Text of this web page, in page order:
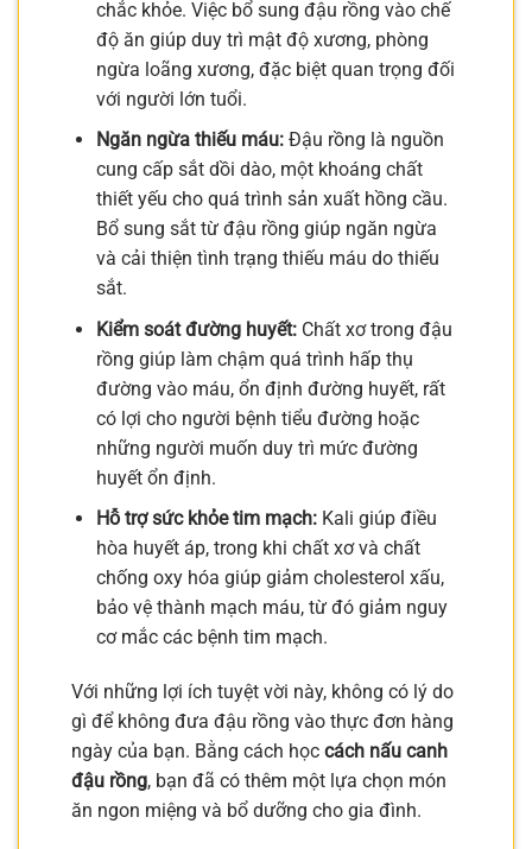
chắc khỏe. Việc bổ sung đậu rồng vào chế
độ ăn giúp duy trì mật độ xương, phòng
ngừa loãng xương, đặc biệt quan trọng đối
với người lớn tuổi.
Ngăn ngừa thiếu máu:Đậu rồng là nguồn
cung cấp sắt dồi dào, một khoáng chất
thiết yếu cho quá trình sản xuất hồng cầu.
Bổ sung sắt từ đậu rồng giúp ngăn ngừa
và cải thiện tình trạng thiếu máu do thiếu
sắt.
Kiểm soát đường huyết:Chất xơ trong đậu
rồng giúp làm chậm quá trình hấp thụ
đường vào máu, ổn định đường huyết, rất
có lợi cho người bệnh tiểu đường hoặc
những người muốn duy trì mức đường
huyết ổn định.
Hỗ trợ sức khỏe tim mạch:Kali giúp điều
hòa huyết áp, trong khi chất xơ và chất
chống oxy hóa giúp giảm cholesterol xấu,
bảo vệ thành mạch máu, từ đó giảm nguy
cơ mắc các bệnh tim mạch.
Với những lợi ích tuyệt vời này, không có lý do
gì để không đưa đậu rồng vào thực đơn hàng
ngày của bạn. Bằng cách học cách nấu canh
đậu rồng, bạn đã có thêm một lựa chọn món
ăn ngon miệng và bổ dưỡng cho gia đình.